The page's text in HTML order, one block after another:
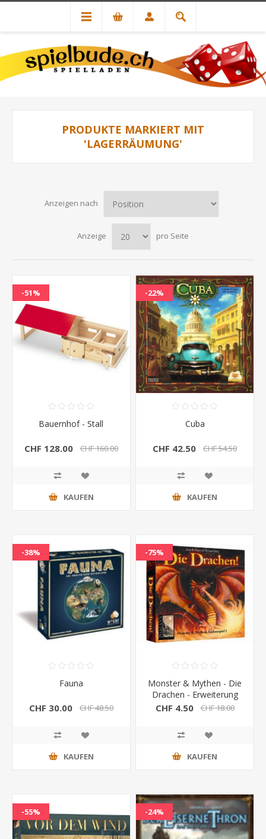
PRODUKTE MARKIERT MIT
'LAGERRÄUMUNG'
Anzeigen nach
Anzeige pro Seite
-51%
Bauernhof - Stall
CHF 128.00 CHF 160.00
KAUFEN
-22%
Cuba
CHF 42.50 CHF 54.50
KAUFEN
-38%
Fauna
CHF 30.00 CHF 48.50
KAUFEN
-75%
Monster & Mythen - Die
Drachen - Erweiterung
CHF 4.50 CHF 18.00
KAUFEN
-55% -24%